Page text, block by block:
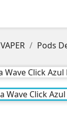
VAPER Pods